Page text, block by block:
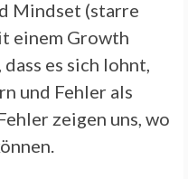
Mindset (starre
einem Growth
es sich lohnt,
und Fehler als
zeigen uns, wo